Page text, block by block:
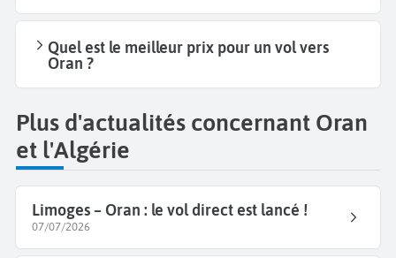
Quel est le meilleur prix pour un vol vers
Oran ?
Plus d'actualités concernant Oran
et l'Algérie
Limoges – Oran : le vol direct est lancé !
07/07/2026